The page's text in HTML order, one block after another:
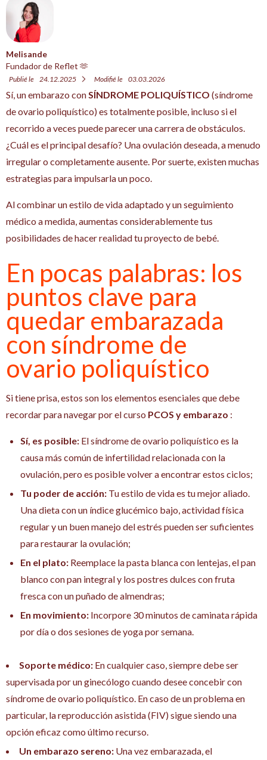
Melisande
Fundador de Reflet 🫶
Publié le 24.12.2025 Modifié le 03.03.2026
Sí, un embarazo con SÍNDROME POLIQUÍSTICO (síndrome
de ovario poliquístico) es totalmente posible, incluso si el
recorrido a veces puede parecer una carrera de obstáculos.
¿Cuál es el principal desafío? Una ovulación deseada, a menudo
irregular o completamente ausente. Por suerte, existen muchas
estrategias para impulsarla un poco.
Al combinar un estilo de vida adaptado y un seguimiento
médico a medida, aumentas considerablemente tus
posibilidades de hacer realidad tu proyecto de bebé.
En pocas palabras: los
puntos clave para
quedar embarazada
con síndrome de
ovario poliquístico
Si tiene prisa, estos son los elementos esenciales que debe
recordar para navegar por el curso PCOS y embarazo :
Sí, es posible: El síndrome de ovario poliquístico es la
causa más común de infertilidad relacionada con la
ovulación, pero es posible volver a encontrar estos ciclos;
Tu poder de acción: Tu estilo de vida es tu mejor aliado.
Una dieta con un índice glucémico bajo, actividad física
regular y un buen manejo del estrés pueden ser suficientes
para restaurar la ovulación;
En el plato: Reemplace la pasta blanca con lentejas, el pan
blanco con pan integral y los postres dulces con fruta
fresca con un puñado de almendras;
En movimiento: Incorpore 30 minutos de caminata rápida
por día o dos sesiones de yoga por semana.
Soporte médico: En cualquier caso, siempre debe ser
supervisada por un ginecólogo cuando desee concebir con
síndrome de ovario poliquístico. En caso de un problema en
particular, la reproducción asistida (FIV) sigue siendo una
opción eficaz como último recurso.
Un embarazo sereno: Una vez embarazada, el